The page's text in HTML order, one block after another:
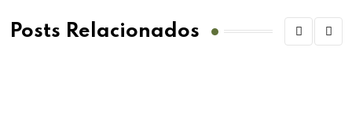
Posts Relacionados